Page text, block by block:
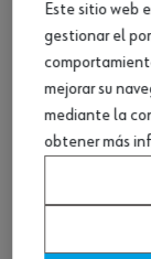
Boquilla
Este sitio web
gestionar el
mejorar su
mediante la
obtener más